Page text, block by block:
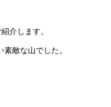
介します。
敵な山でした。